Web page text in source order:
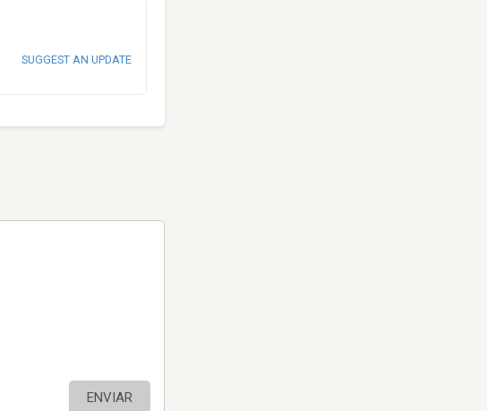
SUGGEST AN UPDATE
ENVIAR